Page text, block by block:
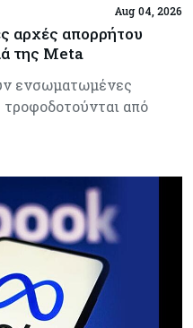
Aug 04, 2026
αρχές απορρήτου
της Meta
ενσωματωμένες
από